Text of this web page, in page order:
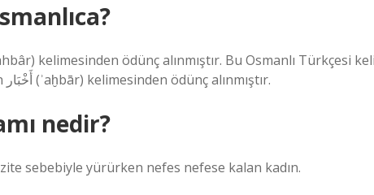
خَبَر‎ (ḫabar) kelimesinin çoğulu olan أَخْبَار‎ (ʾaḫbār) kelimesinden ödünç alınmıştır.
nedir?
sebebiyle yürürken nefes nefese kalan kadın.